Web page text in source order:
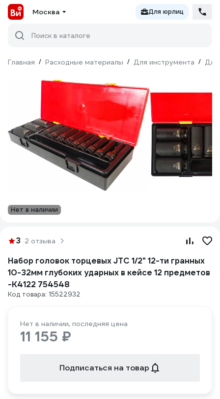
Москва Для юрлиц
Поиск в каталоге
Главная / Расходные материалы / Для инструмента / Для
Нет в наличии
3 2 отзыва
Набор головок торцевых JTC 1/2" 12-ти гранных
10-32мм глубоких ударных в кейсе 12 предметов
-K4122 754548
Код товара: 15522932
Нет в наличии, последняя цена
11 155 ₽
Подписаться на товар